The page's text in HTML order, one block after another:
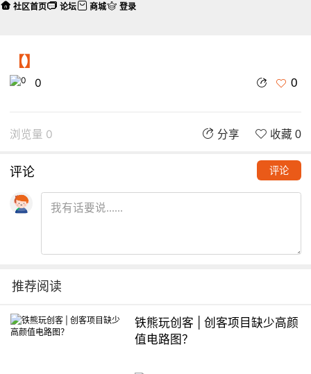
【】
0 0
浏览量 0 分享 收藏 0
评论 评论
推荐阅读
铁熊玩创客 | 创客项目缺少高颜
值电路图？
社区首页 论坛 商城 登录